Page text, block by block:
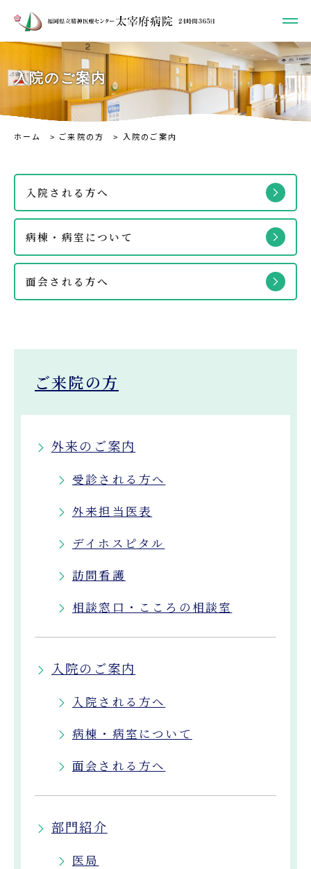
入院のご案内
ホーム ご来院の方 入院のご案内
入院される方へ
病棟・病室について
面会される方へ
ご来院の方
外来のご案内
受診される方へ
外来担当医表
デイホスピタル
訪問看護
相談窓口・こころの相談室
入院のご案内
入院される方へ
病棟・病室について
面会される方へ
部門紹介
医局